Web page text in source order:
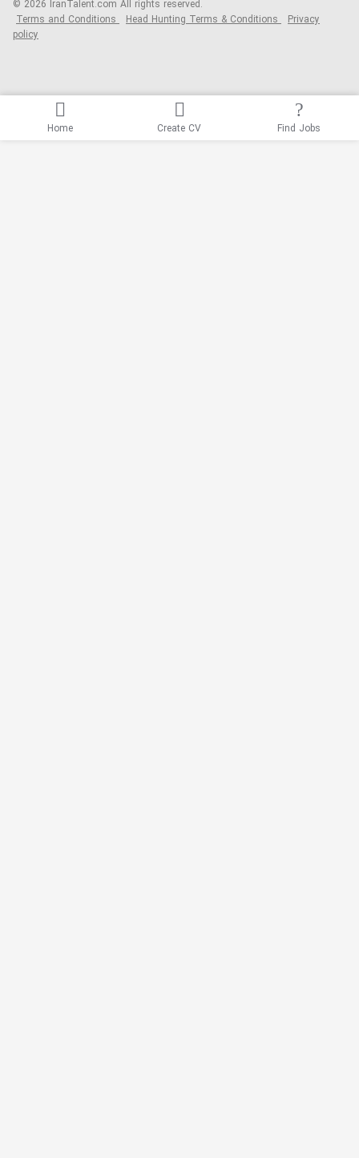
© 2026 IranTalent.com All rights reserved.
Terms and Conditions Head Hunting Terms & Conditions Privacy
policy
Home Create CV Find Jobs